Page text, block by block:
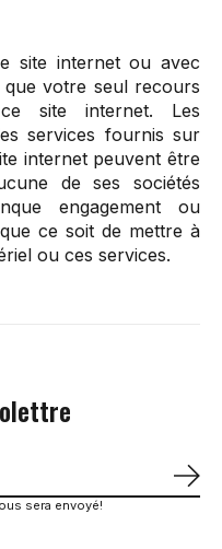
site internet ou avec
votre seul recours
site internet. Les
services fournis sur
internet peuvent être
de ses sociétés
engagement ou
ce soit de mettre à
ou ces services.
sera envoyé!